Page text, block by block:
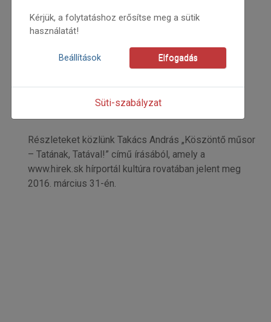
2016
Kezdőoldal: 09
Részleteket közlünk Takács András „Köszöntő műsor
– Tatának, Tatával!” című írásából, amely a
www.hirek.sk hírportál kultúra rovatában jelent meg
2016. március 31-én.
Kérjük, a folytatáshoz erősítse meg a sütik
használatát!
Beállítások Elfogadás
Süti-szabályzat